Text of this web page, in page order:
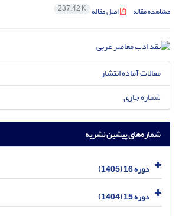
مشاهده مقاله اصل مقاله 237.42 K
مقالات آماده انتشار
شماره جاری
شماره‌های پیشین نشریه
دوره 16 (1405)
دوره 15 (1404)